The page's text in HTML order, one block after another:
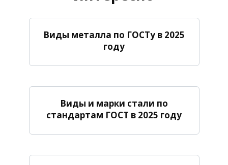
Виды металла по ГОСТу в 2025
году
Виды и марки стали по
стандартам ГОСТ в 2025 году